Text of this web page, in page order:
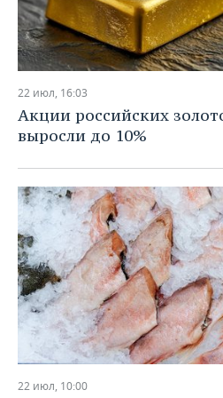
22 июл, 16:03
Акции российских
выросли до 10%
22 июл, 10:00